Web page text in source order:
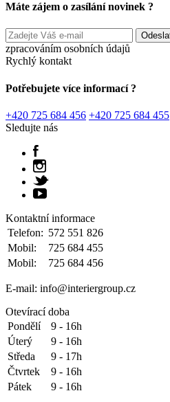
Máte zájem o zasílání novinek ?
zpracováním osobních údajů
Rychlý kontakt
Potřebujete více informací ?
+420 725 684 456 +420 725 684 455
Sledujte nás
Kontaktní informace
Telefon: 572 551 826
Mobil:
725 684 455
Mobil:
725 684 456
E-mail: info@interiergroup.cz
Otevírací doba
Pondělí
9 - 16h
Úterý
9 - 16h
Středa
9 - 17h
Čtvrtek
9 - 16h
Pátek
9 - 16h